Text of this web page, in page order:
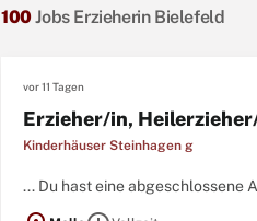
100Jobs Erzieherin Bielefeld
vor 11 Tagen
Erzieher/in,
Kinderhäuser Steinhagen g
... Du hast eine abgeschlossene